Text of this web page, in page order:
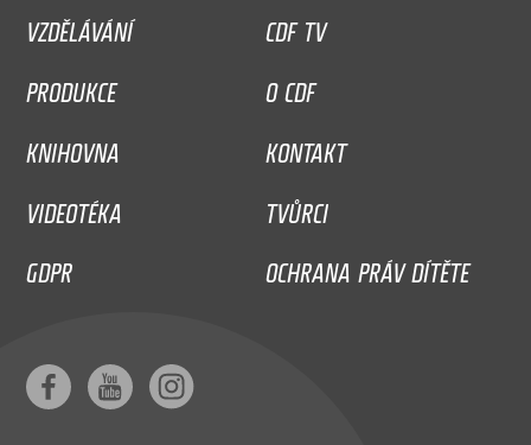
VZDĚLÁVÁNÍ
CDF TV
PRODUKCE
O CDF
KNIHOVNA
KONTAKT
VIDEOTÉKA
TVŮRCI
GDPR
OCHRANA PRÁV DÍTĚTE